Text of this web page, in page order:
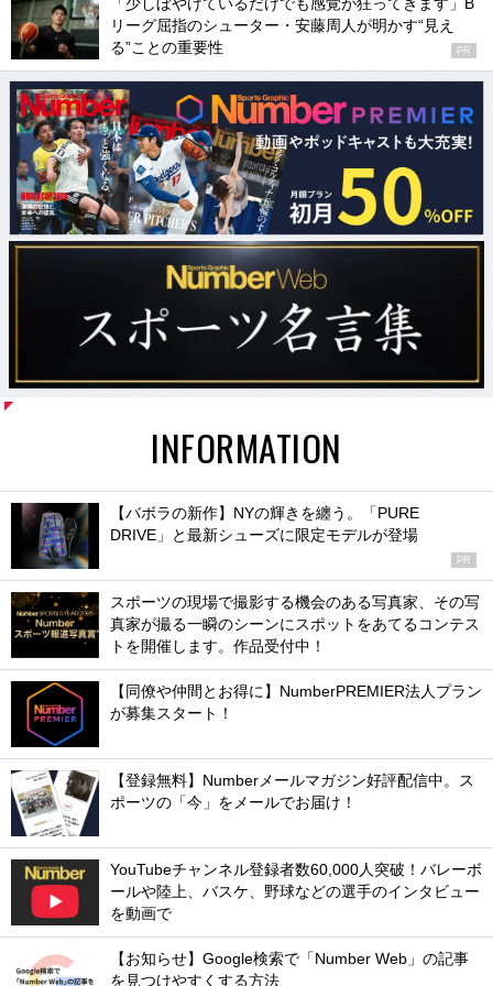
「少しぼやけているだけでも感覚が狂ってきます」B
リーグ屈指のシューター・安藤周人が明かす“見え
る”ことの重要性
PR
INFORMATION
【バボラの新作】NYの輝きを纏う。「PURE
DRIVE」と最新シューズに限定モデルが登場
PR
スポーツの現場で撮影する機会のある写真家、その写
真家が撮る一瞬のシーンにスポットをあてるコンテス
トを開催します。作品受付中！
【同僚や仲間とお得に】NumberPREMIER法人プラン
が募集スタート！
【登録無料】Numberメールマガジン好評配信中。ス
ポーツの「今」をメールでお届け！
YouTubeチャンネル登録者数60,000人突破！バレーボ
ールや陸上、バスケ、野球などの選手のインタビュー
を動画で
【お知らせ】Google検索で「Number Web」の記事
を見つけやすくする方法